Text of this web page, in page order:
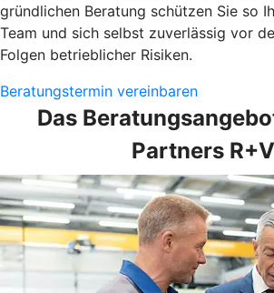
gründlichen Beratung schützen Sie so
Team und sich selbst zuverlässig vor
Folgen betrieblicher Risiken.
Beratungstermin vereinbaren
Das
Partners R+V